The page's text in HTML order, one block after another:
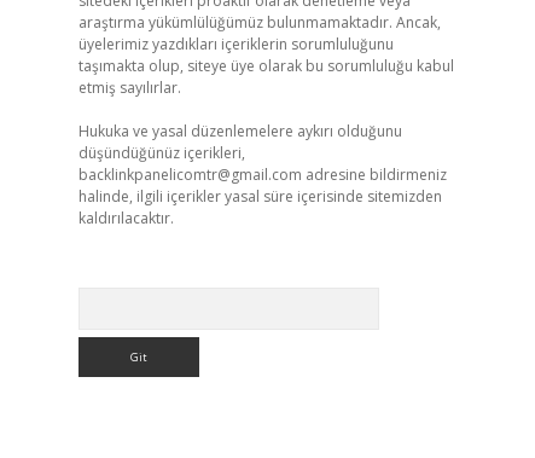
araştırma yükümlülüğümüz bulunmamaktadır. Ancak,
üyelerimiz yazdıkları içeriklerin sorumluluğunu
taşımakta olup, siteye üye olarak bu sorumluluğu kabul
etmiş sayılırlar.
Hukuka ve yasal düzenlemelere aykırı olduğunu
düşündüğünüz içerikleri,
backlinkpanelicomtr@gmail.com adresine bildirmeniz
halinde, ilgili içerikler yasal süre içerisinde sitemizden
kaldırılacaktır.